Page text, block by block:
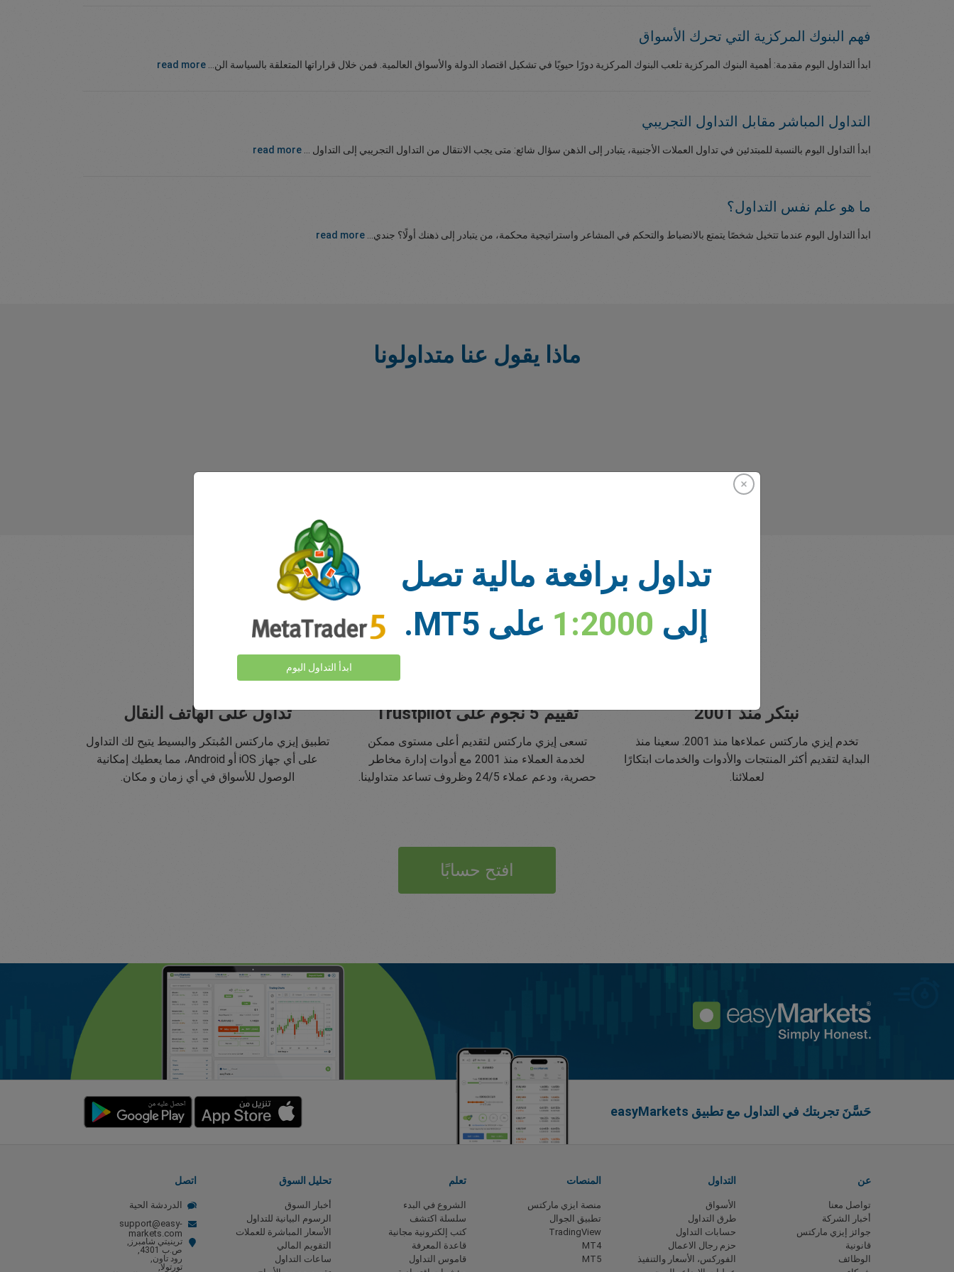
فهم البنوك المركزية التي تحرك الأسواق
ابدأ التداول اليوم مقدمة: أهمية البنوك المركزية تلعب البنوك المركزية دورًا حيويًا في تشكيل اقتصاد الدولة والأسواق العالمية. فمن خلال قراراتها المتعلقة بالسياسة الن... read more
التداول المباشر مقابل التداول التجريبي
ابدأ التداول اليوم بالنسبة للمبتدئين في تداول العملات الأجنبية، يتبادر إلى الذهن سؤال شائع: متى يجب الانتقال من التداول التجريبي إلى التداول ... read more
ما هو علم نفس التداول؟
ابدأ التداول اليوم عندما تتخيل شخصًا يتمتع بالانضباط والتحكم في المشاعر واستراتيجية محكمة، من يتبادر إلى ذهنك أولًا؟ جندي... read more
ماذا يقول عنا متداولونا
نبتكر منذ 2001
تخدم إيزي ماركتس عملاءها منذ 2001. سعينا منذ
البداية لتقديم أكثر المنتجات والأدوات والخدمات ابتكارًا
لعملائنا.
تقييم 5 نجوم على Trustpilot
تسعى إيزي ماركتس لتقديم أعلى مستوى ممكن
لخدمة العملاء منذ 2001 مع أدوات إدارة مخاطر
حصرية، ودعم عملاء 24/5 وظروف تساعد متداولينا.
تداول على الهاتف النقال
تطبيق إيزي ماركتس المُبتكر والبسيط يتيح لك التداول
على أي جهاز iOS أو Android، مما يعطيك إمكانية
الوصول للأسواق في أي زمان و مكان.
افتح حسابًا
حَسَّنَ تجربتك في التداول مع تطبيق easyMarkets
عن
تواصل معنا
أخبار الشركة
جوائز إيزي ماركتس
قانونية
الوظائف
التداول
الأسواق
طرق التداول
حسابات التداول
حزم رجال الاعمال
الفوركس، الأسعار والتنفيذ
المنصات
منصة ايزي ماركتس
تطبيق الجوال
TradingView
MT4
MT5
تعلم
الشروع في البدء
سلسلة اكتشف
كتب إلكترونية مجانية
قاعدة المعرفة
قاموس التداول
تحليل السوق
أخبار السوق
الرسوم البيانية للتداول
الأسعار المباشرة للعملات
التقويم المالي
ساعات التداول
اتصل
الدردشة الحية
support@easy-
markets.com
ترينيتي شامبرز,
ص.ب 4301,
رود تاون,
تورتولا,
تداول برافعة مالية تصل
إلى 1:2000 على MT5.
ابدأ التداول اليوم